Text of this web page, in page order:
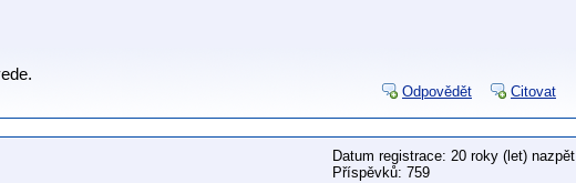
Odpovědět Citovat
Datum registrace: 20 roky (let) nazpět
Příspěvků: 759